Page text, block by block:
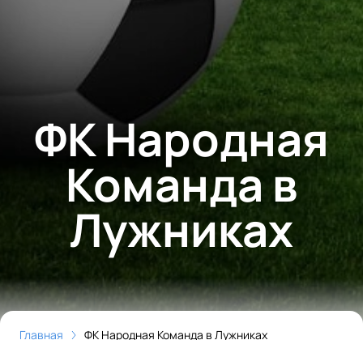
ФК Народная
Команда в
Лужниках
Главная ФК Народная Команда в Лужниках